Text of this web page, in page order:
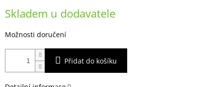
cena:
Skladem u dodavatele
Možnosti doručení
Přidat do košíku